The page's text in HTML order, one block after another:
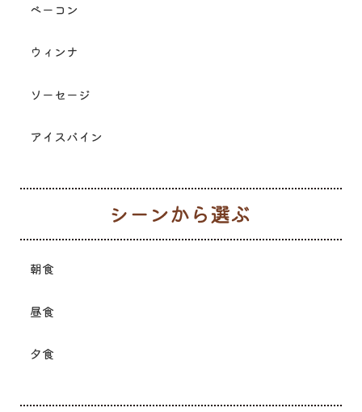
ベーコン
ウィンナ
ソーセージ
アイスバイン
朝食
昼食
夕食